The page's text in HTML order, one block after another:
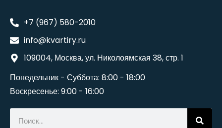
+7 (967) 580-2010
info@kvartiry.ru
109004, Москва, ул. Николоямская 38, стр. 1
Понедельник - Суббота: 8:00 - 18:00
Воскресенье: 9:00 - 16:00